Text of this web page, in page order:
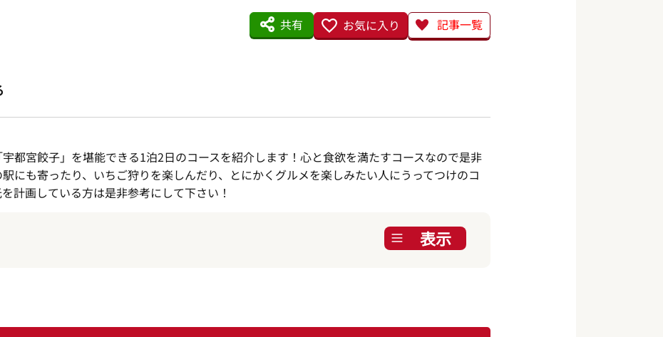
共有 お気に入り 記事一覧
都宮餃子」を堪能できる1泊2日のコースを紹介します！心と食欲を満たすコースなので是非
にも寄ったり、いちご狩りを楽しんだり、とにかくグルメを楽しみたい人にうってつけのコ
計画している方は是非参考にして下さい！
表示